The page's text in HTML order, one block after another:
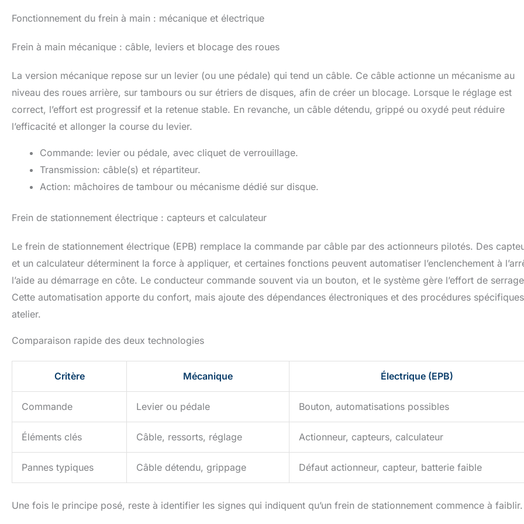
Fonctionnement du frein à main : mécanique et électrique
Frein à main mécanique : câble, leviers et blocage des roues
La version mécanique repose sur un levier (ou une pédale) qui tend un câble. Ce câble actionne un mécanisme au
niveau des roues arrière, sur tambours ou sur étriers de disques, afin de créer un blocage. Lorsque le réglage est
correct, l’effort est progressif et la retenue stable. En revanche, un câble détendu, grippé ou oxydé peut réduire
l’efficacité et allonger la course du levier.
Commande: levier ou pédale, avec cliquet de verrouillage.
Transmission: câble(s) et répartiteur.
Action: mâchoires de tambour ou mécanisme dédié sur disque.
Frein de stationnement électrique : capteurs et calculateur
Le frein de stationnement électrique (EPB) remplace la commande par câble par des actionneurs pilotés. Des
et un calculateur déterminent la force à appliquer, et certaines fonctions peuvent automatiser l’enclenchement à
l’aide au démarrage en côte. Le conducteur commande souvent via un bouton, et le système gère l’effort de
Cette automatisation apporte du confort, mais ajoute des dépendances électroniques et des procédures
atelier.
Comparaison rapide des deux technologies
Critère Mécanique Électrique (EPB)
Commande Levier ou pédale Bouton, automatisations possibles
Éléments clés Câble, ressorts, réglage Actionneur, capteurs, calculateur
Pannes typiques Câble détendu, grippage Défaut actionneur, capteur, batterie faible
Une fois le principe posé, reste à identifier les signes qui indiquent qu’un frein de stationnement commence à faiblir.